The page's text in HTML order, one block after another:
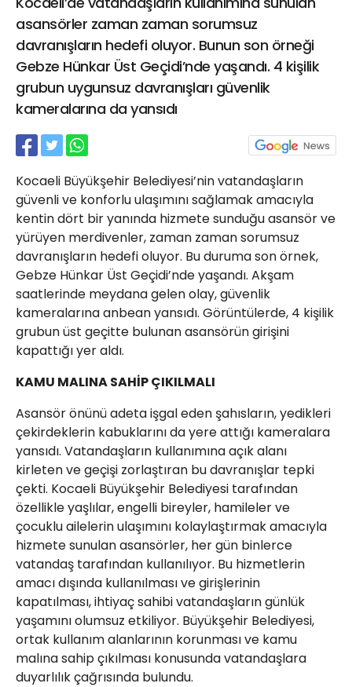
asansörler zaman zaman sorumsuz
davranışların hedefi oluyor. Bunun son örneği
Gebze Hünkar Üst Geçidi’nde yaşandı. 4 kişilik
grubun uygunsuz davranışları güvenlik
kameralarına da yansıdı
Kocaeli Büyükşehir Belediyesi’nin vatandaşların
güvenli ve konforlu ulaşımını sağlamak amacıyla
kentin dört bir yanında hizmete sunduğu asansör ve
yürüyen merdivenler, zaman zaman sorumsuz
davranışların hedefi oluyor. Bu duruma son örnek,
Gebze Hünkar Üst Geçidi’nde yaşandı. Akşam
saatlerinde meydana gelen olay, güvenlik
kameralarına anbean yansıdı. Görüntülerde, 4 kişilik
grubun üst geçitte bulunan asansörün girişini
kapattığı yer aldı.
KAMU MALINA SAHİP ÇIKILMALI
Asansör önünü adeta işgal eden şahısların, yedikleri
çekirdeklerin kabuklarını da yere attığı kameralara
yansıdı. Vatandaşların kullanımına açık alanı
kirleten ve geçişi zorlaştıran bu davranışlar tepki
çekti. Kocaeli Büyükşehir Belediyesi tarafından
özellikle yaşlılar, engelli bireyler, hamileler ve
çocuklu ailelerin ulaşımını kolaylaştırmak amacıyla
hizmete sunulan asansörler, her gün binlerce
vatandaş tarafından kullanılıyor. Bu hizmetlerin
amacı dışında kullanılması ve girişlerinin
kapatılması, ihtiyaç sahibi vatandaşların günlük
yaşamını olumsuz etkiliyor. Büyükşehir Belediyesi,
ortak kullanım alanlarının korunması ve kamu
malına sahip çıkılması konusunda vatandaşlara
duyarlılık çağrısında bulundu.
21 Gölcük
02624132333
haber@golcukpostasi.com